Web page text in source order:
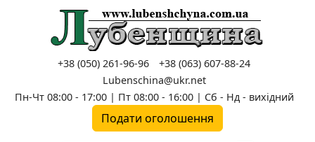
+38 (050) 261-96-96
+38 (063) 607-88-24
Lubenschina@ukr.net
Пн-Чт 08:00 - 17:00 | Пт 08:00 - 16:00 | Сб - Нд - вихідний
Подати оголошення